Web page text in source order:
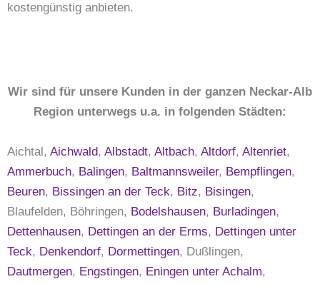
kostengünstig anbieten.
Wir sind für unsere Kunden in der ganzen Neckar-Alb
Region unterwegs u.a. in folgenden Städten:
Aichtal, Aichwald, Albstadt, Altbach, Altdorf, Altenriet,
Ammerbuch, Balingen, Baltmannsweiler, Bempflingen,
Beuren, Bissingen an der Teck, Bitz, Bisingen,
Blaufelden, Böhringen, Bodelshausen, Burladingen,
Dettenhausen, Dettingen an der Erms, Dettingen unter
Teck, Denkendorf, Dormettingen, Dußlingen,
Dautmergen, Engstingen, Eningen unter Achalm,